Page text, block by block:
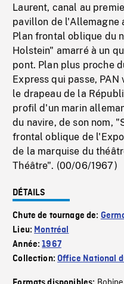
Laurent, canal au
pavillon de l'Allemagne
Plan frontal oblique du
Holstein" amarré à un
pont. Plan plus proche
Express qui passe,
le drapeau de la
profil d'un marin
du navire, de son nom,
frontal oblique de
de la marquise du
Théâtre". (00/06/1967)
DÉTAILS
Chute de tournage de:
Lieu: Montréal
Année:1967
Collection:Office National